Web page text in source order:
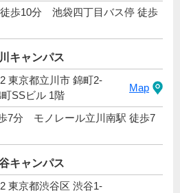
歩10分 池袋四丁目バス停 徒歩
キャンパス
東京都立川市 錦町2-
SSビル 1階
Map
7分 モノレール立川南駅 徒歩7
キャンパス
東京都渋谷区 渋谷1-